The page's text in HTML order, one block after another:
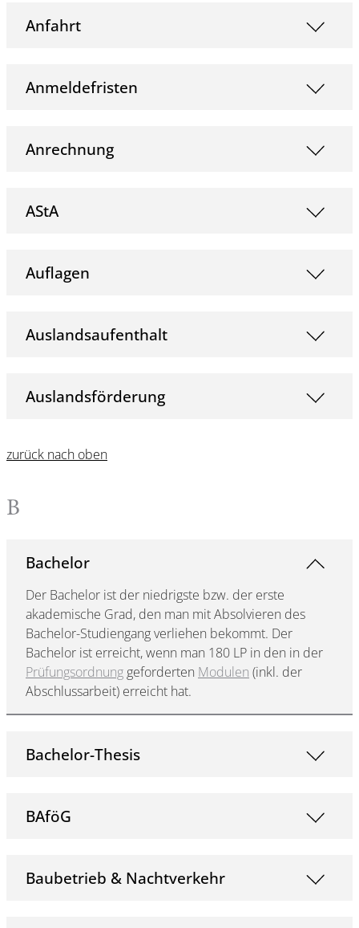
Anfahrt
Anmeldefristen
Anrechnung
AStA
Auflagen
Auslandsaufenthalt
Auslandsförderung
zurück nach oben
B
Bachelor
Der Bachelor ist der niedrigste bzw. der erste
akademische Grad, den man mit Absolvieren des
Bachelor-Studiengang verliehen bekommt. Der
Bachelor ist erreicht, wenn man 180 LP in den in der
Prüfungsordnung geforderten Modulen (inkl. der
Abschlussarbeit) erreicht hat.
Bachelor-Thesis
BAföG
Baubetrieb & Nachtverkehr